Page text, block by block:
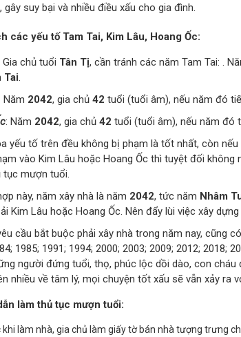
gây suy bại và nhiều điều xấu cho gia đình.
các yếu tố Tam Tai, Kim Lâu, Hoang Ốc:
Gia chủ tuổi Tân Tị, cần tránh các năm Tam Tai: .
Tai.
Năm 2042, gia chủ 42 tuổi (tuổi âm), nếu năm đó
: Năm 2042, gia chủ 42 tuổi (tuổi âm), nếu năm đó
yếu tố trên đều không bị phạm là tốt nhất, còn
vào Kim Lâu hoặc Hoang Ốc thì tuyệt đối
tục mượn tuổi.
này, năm xây nhà là năm 2042, tức năm Nhâm
Kim Lâu hoặc Hoang Ốc. Nên đẩy lùi việc xây
cầu bắt buộc phải xây nhà trong năm nay, cũng
1985; 1991; 1994; 2000; 2003; 2009; 2012; 2018;
người đứng tuổi, thọ, phúc lộc dồi dào, con
nhiều về tâm lý, mọi chuyện tốt xấu sẽ vẫn xảy ra
làm thủ tục mượn tuổi:
khi làm nhà, gia chủ làm giấy tờ bán nhà tượng trưng